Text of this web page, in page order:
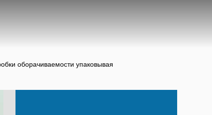
оборачиваемости упаковывая